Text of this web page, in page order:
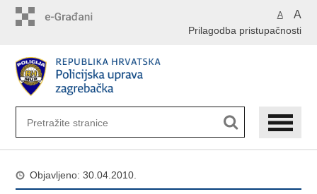
A A
Prilagodba pristupačnosti
Objavljeno: 30.04.2010.